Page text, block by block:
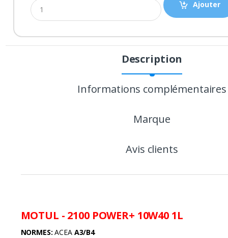
Ajouter
a
Description
Informations complémentaires
Marque
Avis clients
MOTUL - 2100 POWER+ 10W40 1L
NORMES:ACEAA3/B4